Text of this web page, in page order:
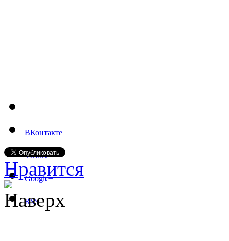
ВКонтакте
Twitter
Google+
RSS
Нравится
Наверх